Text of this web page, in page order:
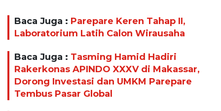
Baca Juga : Parepare Keren Tahap II,
Laboratorium Latih Calon Wirausaha
Baca Juga : Tasming Hamid Hadiri
Rakerkonas APINDO XXXV di Makassar,
Dorong Investasi dan UMKM Parepare
Tembus Pasar Global